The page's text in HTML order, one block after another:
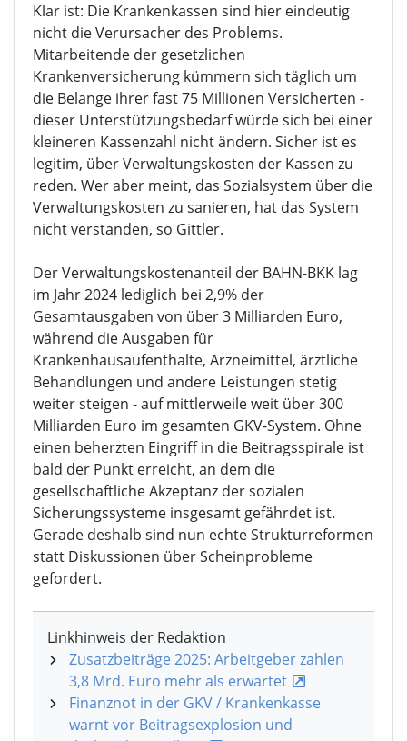
Klar ist: Die Krankenkassen sind hier eindeutig
nicht die Verursacher des Problems.
Mitarbeitende der gesetzlichen
Krankenversicherung kümmern sich täglich um
die Belange ihrer fast 75 Millionen Versicherten -
dieser Unterstützungsbedarf würde sich bei einer
kleineren Kassenzahl nicht ändern. Sicher ist es
legitim, über Verwaltungskosten der Kassen zu
reden. Wer aber meint, das Sozialsystem über die
Verwaltungskosten zu sanieren, hat das System
nicht verstanden, so Gittler.
Der Verwaltungskostenanteil der BAHN-BKK lag
im Jahr 2024 lediglich bei 2,9% der
Gesamtausgaben von über 3 Milliarden Euro,
während die Ausgaben für
Krankenhausaufenthalte, Arzneimittel, ärztliche
Behandlungen und andere Leistungen stetig
weiter steigen - auf mittlerweile weit über 300
Milliarden Euro im gesamten GKV-System. Ohne
einen beherzten Eingriff in die Beitragsspirale ist
bald der Punkt erreicht, an dem die
gesellschaftliche Akzeptanz der sozialen
Sicherungssysteme insgesamt gefährdet ist.
Gerade deshalb sind nun echte Strukturreformen
statt Diskussionen über Scheinprobleme
gefordert.
Linkhinweis der Redaktion
Zusatzbeiträge 2025: Arbeitgeber zahlen
3,8 Mrd. Euro mehr als erwartet
Finanznot in der GKV / Krankenkasse
warnt vor Beitragsexplosion und